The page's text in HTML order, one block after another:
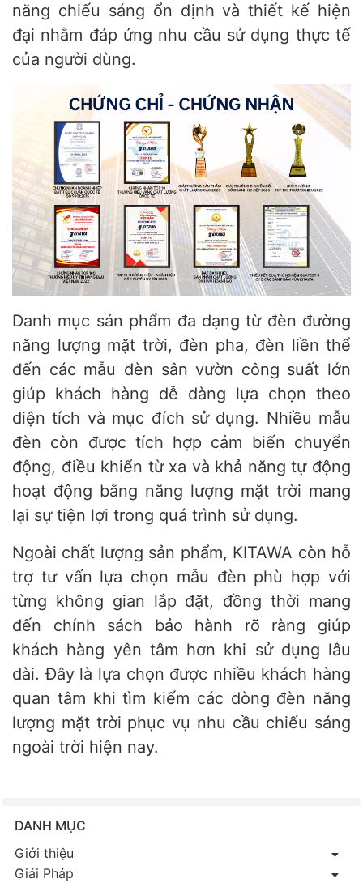
năng chiếu sáng ổn định và thiết kế hiện
đại nhằm đáp ứng nhu cầu sử dụng thực tế
của người dùng.
Danh mục sản phẩm đa dạng từ đèn đường
năng lượng mặt trời, đèn pha, đèn liền thể
đến các mẫu đèn sân vườn công suất lớn
giúp khách hàng dễ dàng lựa chọn theo
diện tích và mục đích sử dụng. Nhiều mẫu
đèn còn được tích hợp cảm biến chuyển
động, điều khiển từ xa và khả năng tự động
hoạt động bằng năng lượng mặt trời mang
lại sự tiện lợi trong quá trình sử dụng.
Ngoài chất lượng sản phẩm, KITAWA còn hỗ
trợ tư vấn lựa chọn mẫu đèn phù hợp với
từng không gian lắp đặt, đồng thời mang
đến chính sách bảo hành rõ ràng giúp
khách hàng yên tâm hơn khi sử dụng lâu
dài. Đây là lựa chọn được nhiều khách hàng
quan tâm khi tìm kiếm các dòng đèn năng
lượng mặt trời phục vụ nhu cầu chiếu sáng
ngoài trời hiện nay.
DANH MỤC
Giới thiệu
Giải Pháp